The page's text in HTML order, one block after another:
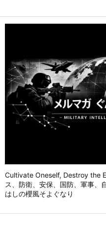
Cultivate Oneself, Destroy the
ス、防衛、安保、国防、軍事
はしの櫻風そよぐなり